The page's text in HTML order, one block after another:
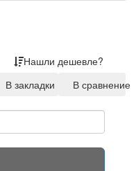
Нашли дешевле?
В закладки
В сравнение